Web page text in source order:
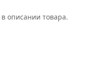
в описании товара.